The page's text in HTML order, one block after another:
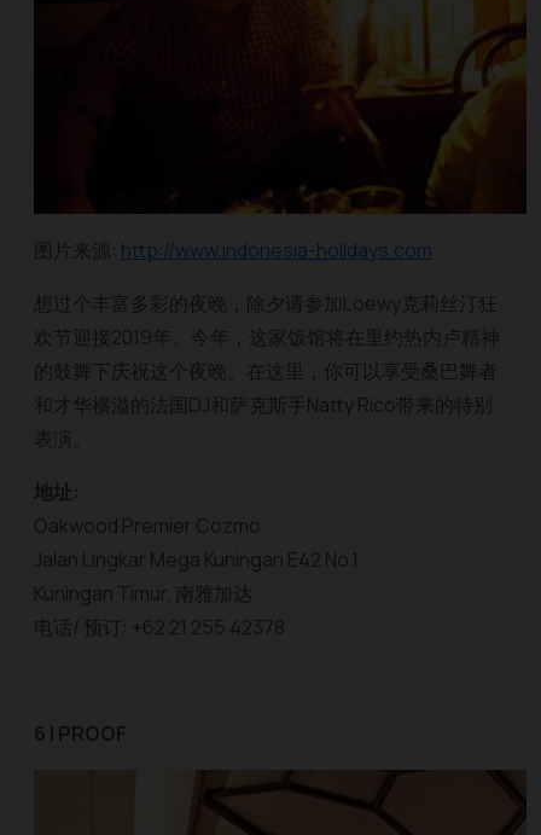
图片来源: http://www.indonesia-holidays.com
想过个丰富多彩的夜晚，除夕请参加Loewy克莉丝汀狂
欢节迎接2019年。今年，这家饭馆将在里约热内卢精神
的鼓舞下庆祝这个夜晚。在这里，你可以享受桑巴舞者
和才华横溢的法国DJ和萨克斯手Natty Rico带来的特别
表演。
地址:
Oakwood Premier Cozmo
Jalan Lingkar Mega Kuningan E42 No.1
Kuningan Timur, 南雅加达
电话/ 预订: +62 21 255 42378
6 | PROOF